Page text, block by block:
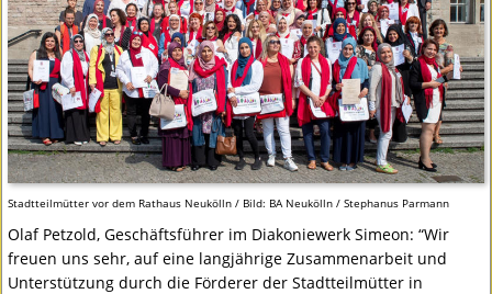
Stadtteilmütter vor dem Rathaus Neukölln / Bild: BA Neukölln / Stephanus Parmann
Olaf Petzold, Geschäftsführer im Diakoniewerk Simeon: “Wir
freuen uns sehr, auf eine langjährige Zusammenarbeit und
Unterstützung durch die Förderer der Stadtteilmütter in